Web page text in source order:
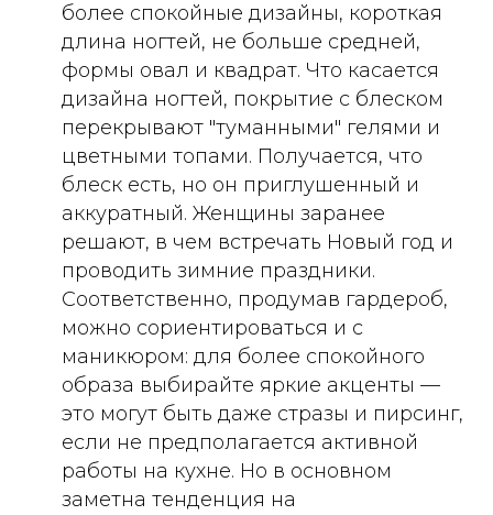
более спокойные дизайны, короткая
длина ногтей, не больше средней,
формы овал и квадрат. Что касается
дизайна ногтей, покрытие с блеском
перекрывают "туманными" гелями и
цветными топами. Получается, что
блеск есть, но он приглушенный и
аккуратный. Женщины заранее
решают, в чем встречать Новый год и
проводить зимние праздники.
Соответственно, продумав гардероб,
можно сориентироваться и с
маникюром: для более спокойного
образа выбирайте яркие акценты —
это могут быть даже стразы и пирсинг,
если не предполагается активной
работы на кухне. Но в основном
заметна тенденция на